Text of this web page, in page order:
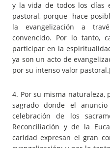
y la vida de todos los días
pastoral, porque hace
la evangelización a
convencido. Por lo tanto,
participar en la
ya son un acto de
por su intenso valor pastoral.
4. Por su misma naturaleza,
sagrado donde el
celebración de los
Reconciliación y de la
caridad expresan el gran